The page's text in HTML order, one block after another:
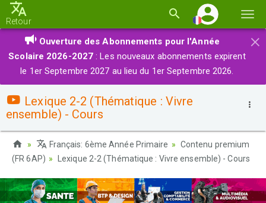
la
Retour
×
Ouverture des Abonnements pour l'Année
Scolaire 2026-2027 : Les nouveaux abonnements expirent
le 1er Septembre 2027 au lieu du 1er Septembre 2026.
Lexique 2-2 (Thématique : Vivre
ensemble) - Cours
Français: 6ème Année Primaire
Contenu premium
(FR 6AP)
Lexique 2-2 (Thématique : Vivre ensemble) - Cours